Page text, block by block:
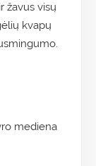
žavus visų
kvapų
mediena